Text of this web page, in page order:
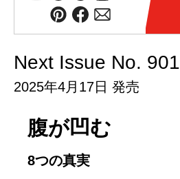
Next Issue No. 901
2025年4月17日 発売
腹が凹む
8つの真実